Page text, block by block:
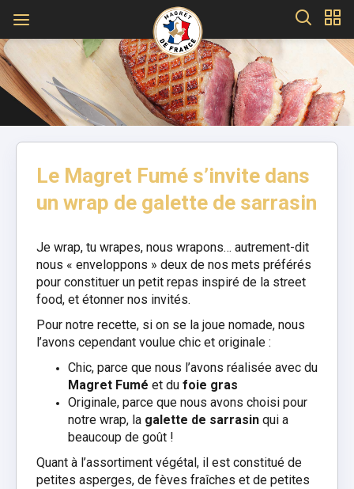
Le Magret Fumé s’invite dans
un wrap de galette de sarrasin
Je wrap, tu wrapes, nous wrapons… autrement-dit
nous « enveloppons » deux de nos mets préférés
pour constituer un petit repas inspiré de la street
food, et étonner nos invités.
Pour notre recette, si on se la joue nomade, nous
l’avons cependant voulue chic et originale :
Chic, parce que nous l’avons réalisée avec du
Magret Fumé et du foie gras
Originale, parce que nous avons choisi pour
notre wrap, la galette de sarrasin qui a
beaucoup de goût !
Quant à l’assortiment végétal, il est constitué de
petites asperges, de fèves fraîches et de petites